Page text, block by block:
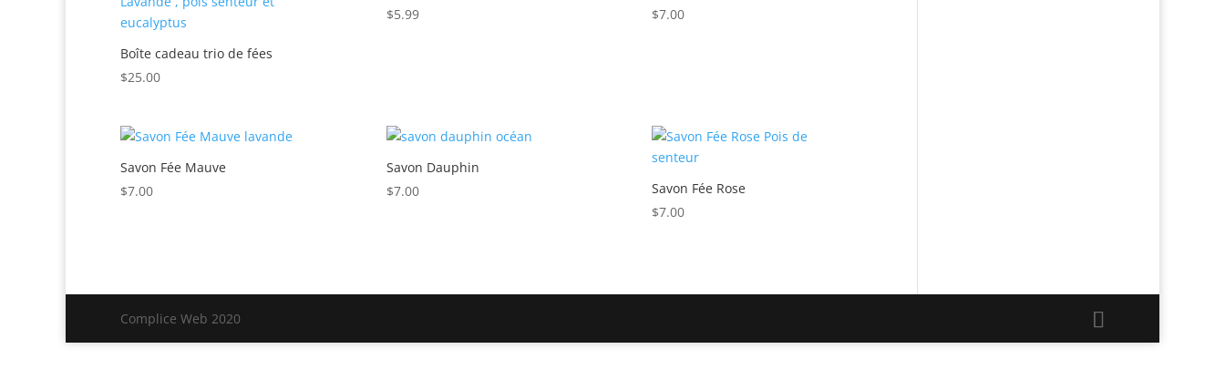
Boîte cadeau trio de fées
$25.00
$5.99
$7.00
Savon Fée Mauve
$7.00
Savon Dauphin
$7.00
Savon Fée Rose
$7.00
Complice Web 2020